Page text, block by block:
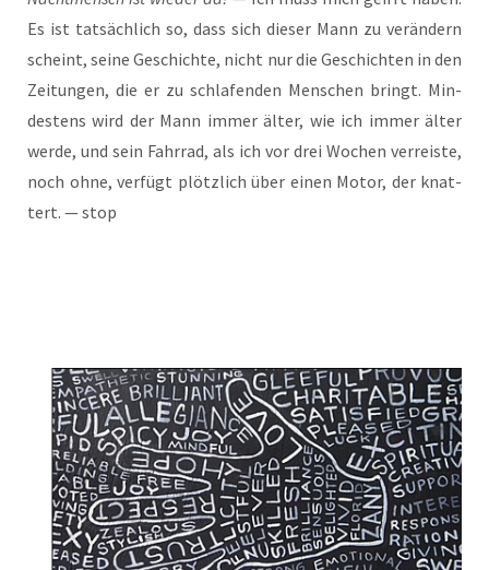
Es ist tat­säch­lich so, dass sich die­ser Mann zu ver­än­dern
scheint, sei­ne Geschich­te, nicht nur die Geschich­ten in den
Zei­tun­gen, die er zu schla­fen­den Men­schen bringt. Min­
des­tens wird der Mann immer älter, wie ich immer älter
wer­de, und sein Fahr­rad, als ich vor drei Wochen ver­reis­te,
noch ohne, ver­fügt plötz­lich über einen Motor, der knat­
tert. — stop